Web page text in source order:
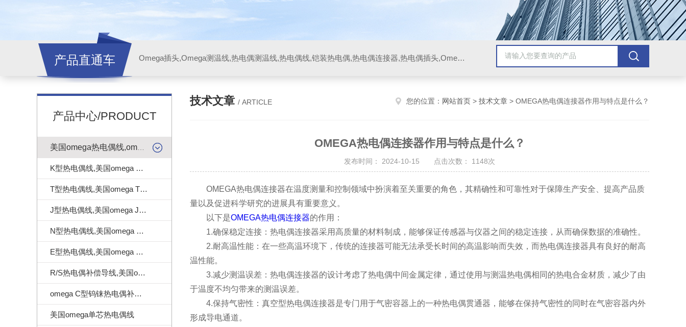
产品直通车 Omega插头,Omega测温线,热电偶测温线,热电偶线,铠装热电偶,热电偶连接器,热电偶插头,Omega热电偶线,T型热电偶线,TMC测温纸
产品中心/PRODUCT
K型热电偶线,美国omega K型热电偶线
T型热电偶线,美国omega T型热电偶线
J型热电偶线,美国omega J型热电偶线
N型热电偶线,美国omega N型热电偶线
E型热电偶线,美国omega E型热电偶线
R/S热电偶补偿导线,美国omega热电偶补偿导线
omega C型钨铼热电偶补偿导线
美国omega单芯热电偶线
技术文章 / ARTICLE 您的位置： 网站首页 > 技术文章 > OMEGA热电偶连接器作用与特点是什么？
OMEGA热电偶连接器作用与特点是什么？
发布时间： 2024-10-15 点击次数： 1148次
OMEGA热电偶连接器在温度测量和控制领域中扮演着至关重要的角色，其精确性和可靠性对于保障生产安全、提高产品质
量以及促进科学研究的进展具有重要意义。
以下是OMEGA热电偶连接器的作用：
1.确保稳定连接：热电偶连接器采用高质量的材料制成，能够保证传感器与仪器之间的稳定连接，从而确保数据的准确性。
2.耐高温性能：在一些高温环境下，传统的连接器可能无法承受长时间的高温影响而失效，而热电偶连接器具有良好的耐高
温性能。
3.减少测温误差：热电偶连接器的设计考虑了热电偶中间金属定律，通过使用与测温热电偶相同的热电合金材质，减少了由
于温度不均匀带来的测温误差。
4.保持气密性：真空型热电偶连接器是专门用于气密容器上的一种热电偶贯通器，能够在保持气密性的同时在气密容器内外
形成导电通道。